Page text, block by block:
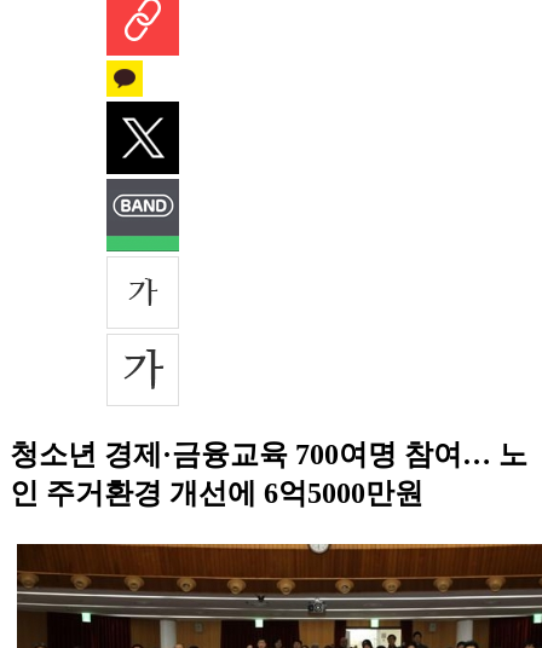
청소년 경제·금융교육 700여명 참여… 노
인 주거환경 개선에 6억5000만원